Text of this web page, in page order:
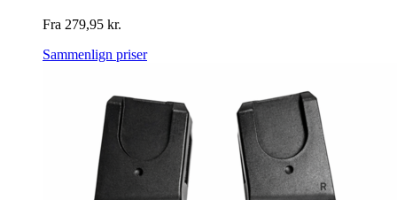
Fra 279,95 kr.
Sammenlign priser